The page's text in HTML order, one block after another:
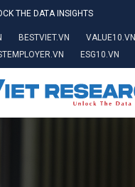
THE DATA INSIGHTS
BESTVIET.VN VALUE10.VN
ESG10.VN